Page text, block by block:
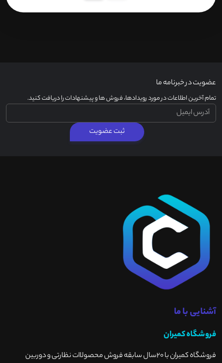
عضویت در خبرنامه ما
تمام آخرین اطلاعات در مورد رویدادها، فروش ها و پیشنهادات را دریافت کنید.
ثبت عضویت
آشنایی با ما
فروشگاه کمیران
فروشگاه کمیران با ۲۰سال سابقه فروش محصولاات نظارتی و دوربین